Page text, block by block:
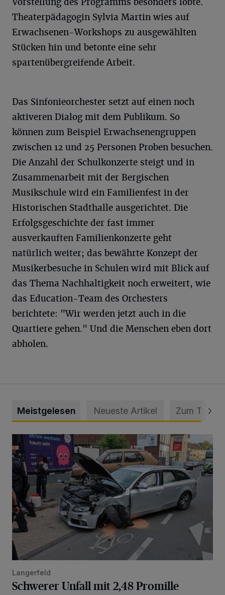
Theaterpädagogin Sylvia Martin wies auf
Erwachsenen-Workshops zu ausgewählten
Stücken hin und betonte eine sehr
spartenübergreifende Arbeit.
Das Sinfonieorchester setzt auf einen noch
aktiveren Dialog mit dem Publikum. So
können zum Beispiel Erwachsenengruppen
zwischen 12 und 25 Personen Proben besuchen.
Die Anzahl der Schulkonzerte steigt und in
Zusammenarbeit mit der Bergischen
Musikschule wird ein Familienfest in der
Historischen Stadthalle ausgerichtet. Die
Erfolgsgeschichte der fast immer
ausverkauften Familienkonzerte geht
natürlich weiter; das bewährte Konzept der
Musikerbesuche in Schulen wird mit Blick auf
das Thema Nachhaltigkeit noch erweitert, wie
das Education-Team des Orchesters
berichtete: "Wir werden jetzt auch in die
Quartiere gehen." Und die Menschen eben dort
abholen.
Meistgelesen Neueste Artikel Zum Thema
Schwerer Unfall mit 2,48 Promille
Langerfeld
Schwerer Unfall mit 2,48 Promille